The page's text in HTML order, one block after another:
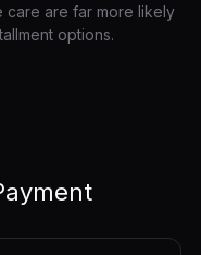
care are far more likely
options.